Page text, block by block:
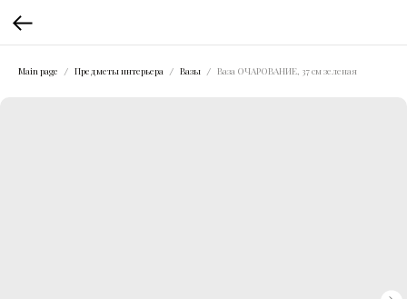
Main page Предметы интерьера Вазы Ваза ОЧАРОВАНИЕ, 37 см зеленая